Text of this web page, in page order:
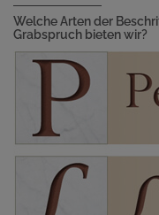
Welche Arten der
Grabspruch bieten wir?